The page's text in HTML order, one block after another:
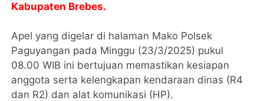
Kabupaten Brebes.
Apel yang digelar di halaman Mako Polsek
Paguyangan pada Minggu (23/3/2025) pukul
08.00 WIB ini bertujuan memastikan kesiapan
anggota serta kelengkapan kendaraan dinas (R4
dan R2) dan alat komunikasi (HP).